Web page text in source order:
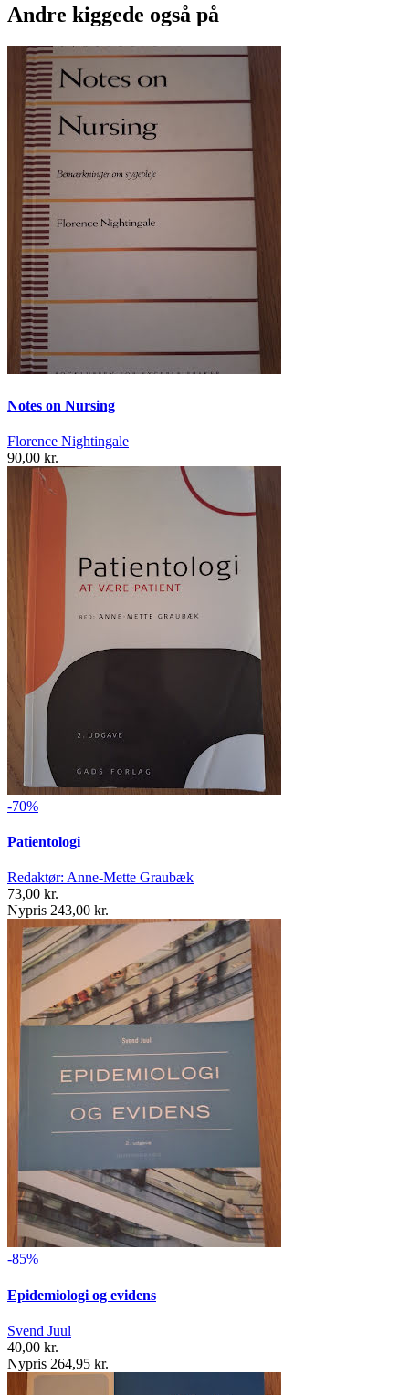
Andre kiggede også på
Notes on Nursing
Florence Nightingale
90,00 kr.
-70%
Patientologi
Redaktør: Anne-Mette Graubæk
73,00 kr.
Nypris 243,00 kr.
-85%
Epidemiologi og evidens
Svend Juul
40,00 kr.
Nypris 264,95 kr.